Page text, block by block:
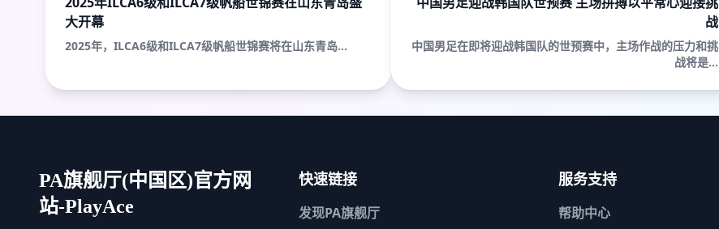
大开幕
2025年，ILCA6级和ILCA7级帆船世锦赛将在山东青岛...
战
中国男足在即将迎战韩国队的世预赛中，主场作战的压力和挑
战将是...
PA旗舰厅(中国区)官方网
站-PlayAce
快速链接
发现PA旗舰厅
服务支持
帮助中心